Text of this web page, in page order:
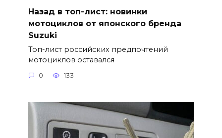
Назад в топ-лист: новинки
мотоциклов от японского бренда
Suzuki
Топ-лист российских предпочтений
мотоциклов оставался
0 133